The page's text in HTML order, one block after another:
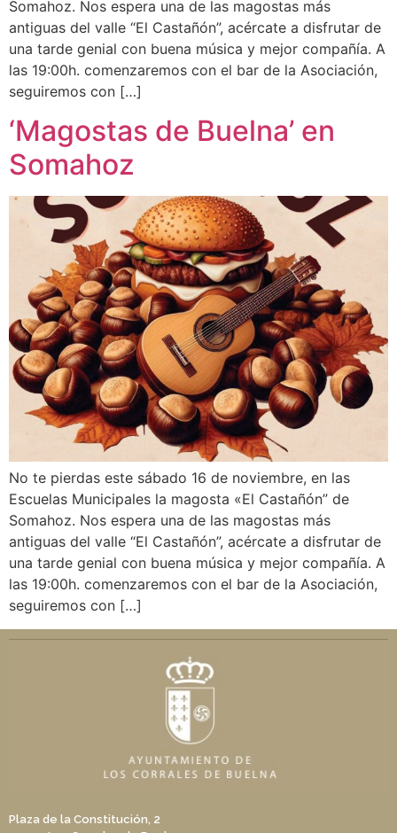
Somahoz. Nos espera una de las magostas más
antiguas del valle “El Castañón”, acércate a disfrutar de
una tarde genial con buena música y mejor compañía. A
las 19:00h. comenzaremos con el bar de la Asociación,
seguiremos con […]
‘Magostas de Buelna’ en
Somahoz
No te pierdas este sábado 16 de noviembre, en las
Escuelas Municipales la magosta «El Castañón” de
Somahoz. Nos espera una de las magostas más
antiguas del valle “El Castañón”, acércate a disfrutar de
una tarde genial con buena música y mejor compañía. A
las 19:00h. comenzaremos con el bar de la Asociación,
seguiremos con […]
Plaza de la Constitución, 2